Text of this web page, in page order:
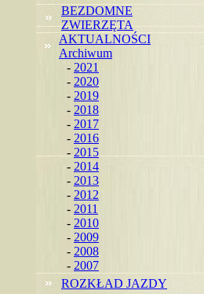
BEZDOMNE
ZWIERZĘTA
AKTUALNOŚCI
Archiwum
- 2021
- 2020
- 2019
- 2018
- 2017
- 2016
- 2015
- 2014
- 2013
- 2012
- 2011
- 2010
- 2009
- 2008
- 2007
ROZKŁAD JAZDY